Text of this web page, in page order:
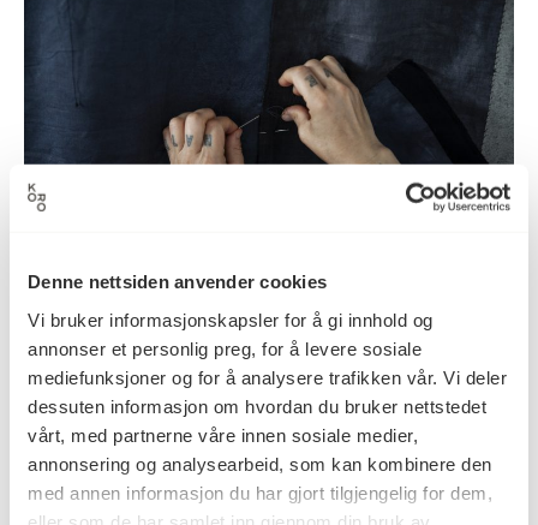
Denne nettsiden anvender cookies
Vi bruker informasjonskapsler for å gi innhold og
annonser et personlig preg, for å levere sosiale
mediefunksjoner og for å analysere trafikken vår. Vi deler
dessuten informasjon om hvordan du bruker nettstedet
vårt, med partnerne våre innen sosiale medier,
annonsering og analysearbeid, som kan kombinere den
med annen informasjon du har gjort tilgjengelig for dem,
30.08.2018
Håndsydd oppdrag